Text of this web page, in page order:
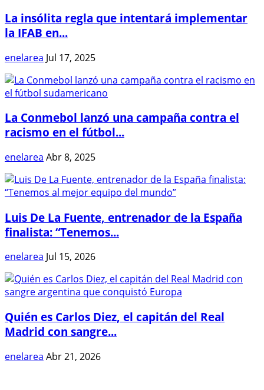
La insólita regla que intentará implementar
la IFAB en...
enelarea Jul 17, 2025
La Conmebol lanzó una campaña contra el
racismo en el fútbol...
enelarea Abr 8, 2025
Luis De La Fuente, entrenador de la España
finalista: “Tenemos...
enelarea Jul 15, 2026
Quién es Carlos Diez, el capitán del Real
Madrid con sangre...
enelarea Abr 21, 2026